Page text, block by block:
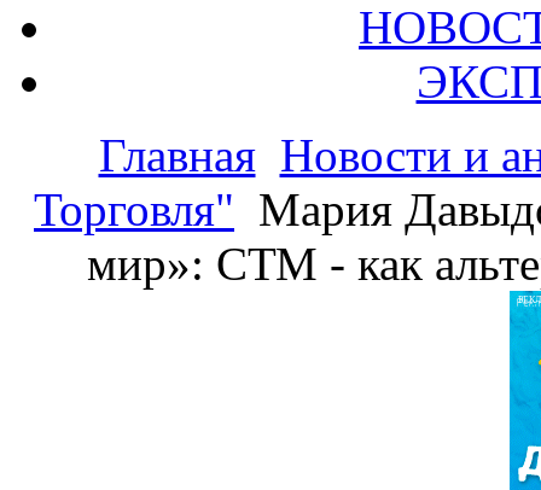
Главная Новости и
Торговля" Мария
мир»: СТМ - как